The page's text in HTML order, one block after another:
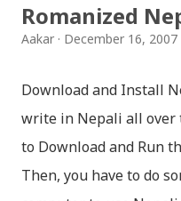
Romanized
Aakar December 16, 2007
Download and Install
write in Nepali all over
to Download and Run
Then, you have to do